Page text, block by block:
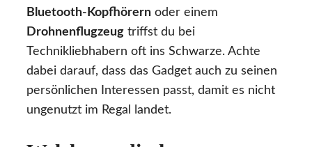
Bluetooth-Kopfhörern oder einem
Drohnenflugzeug triffst du bei
Technikliebhabern oft ins Schwarze. Achte
dabei darauf, dass das Gadget auch zu seinen
persönlichen Interessen passt, damit es nicht
ungenutzt im Regal landet.